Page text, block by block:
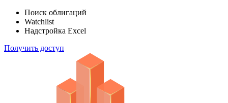
Отслеживайте свой портфель наиболее эффективным
способом
Поиск облигаций
Надстройка Excel
Получить доступ